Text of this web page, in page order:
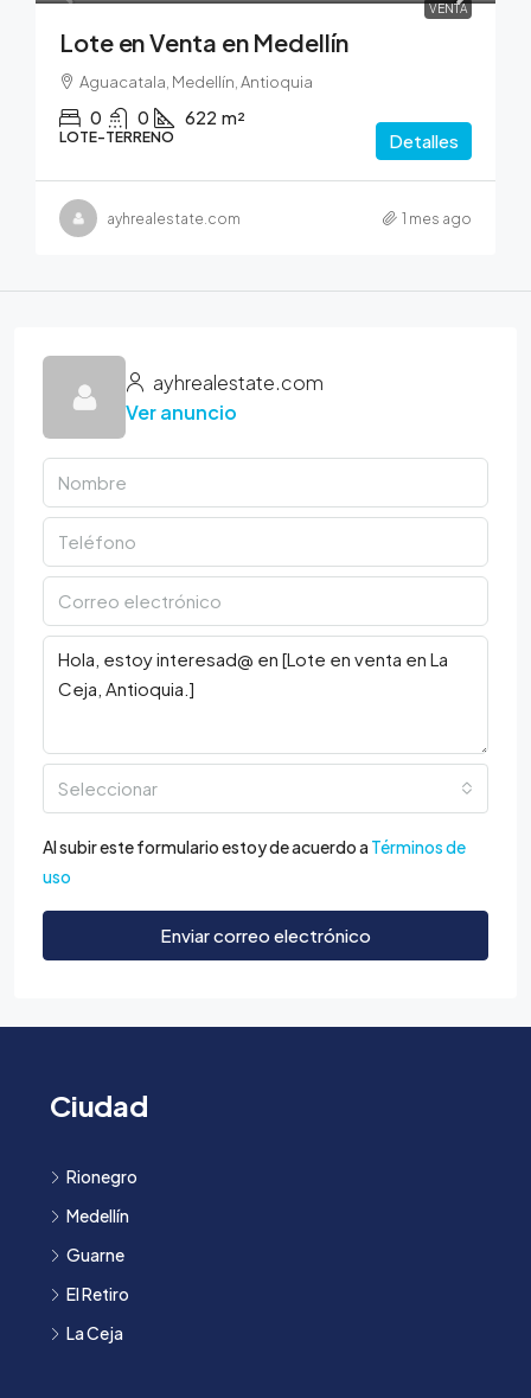
VENTA
Lote en Venta en Medellín
Aguacatala, Medellín, Antioquia
0 0 622 m²
LOTE-TERRENO Detalles
ayhrealestate.com 1 mes ago
ayhrealestate.com
Ver anuncio
Seleccionar
Al subir este formulario estoy de acuerdo a Términos de
uso
Enviar correo electrónico
Ciudad
Rionegro
Medellín
Guarne
El Retiro
La Ceja